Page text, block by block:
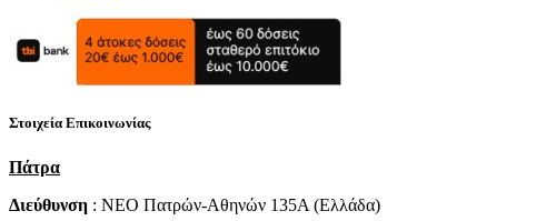
Στοιχεία Επικοινωνίας
Πάτρα
Διεύθυνση : NEO Πατρών-Αθηνών 135Α (Ελλάδα)